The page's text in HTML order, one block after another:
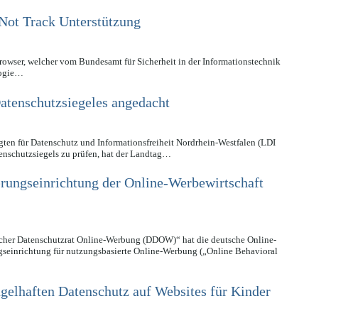
Track Unterstützung
welcher vom Bundesamt für Sicherheit in der Informationstechnik
angedacht
für Datenschutz und Informationsfreiheit Nordrhein-Westfalen (LDI
zu prüfen, hat der Landtag…
der Online-Werbewirtschaft
Datenschutzrat Online-Werbung (DDOW)“ hat die deutsche Online-
für nutzungsbasierte Online-Werbung („Online Behavioral
Datenschutz auf Websites für Kinder